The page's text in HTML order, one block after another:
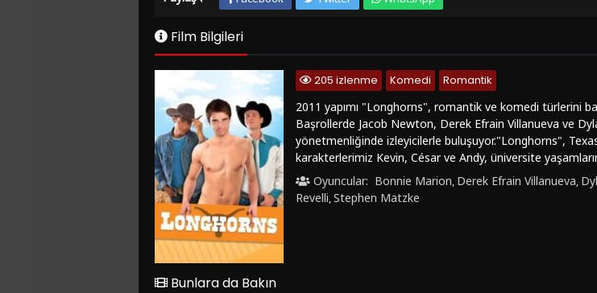
Film Bilgileri
205 izlenme Komedi
Romantik
2011 yapımı "Longhorns", romantik ve komedi türlerini
Başrollerde Jacob Newton, Derek Efrain Villanueva ve
yönetmenliğinde izleyicilerle buluşuyor."Longhorns",
karakterlerimiz Kevin, César ve Andy, üniversite
kendi kimliklerini keşfetme sürecine girerler. Kevin, gey
yeni bir dünyada bulur. César ve Andy ise Kevin'in bu
karşılaşırlar."Longhorns"un öne çıkan özellikleri
Oyuncular: Bonnie Marion, Derek Efrain Villanueva,
Revelli,Stephen Matzke
Bunlara da Bakın